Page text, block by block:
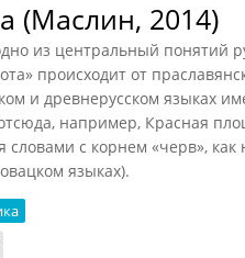
(Маслин, 2014)
из центральный понятий
происходит от
и древнерусском языках
например, Красная
словами с корнем «черв»,
языках).